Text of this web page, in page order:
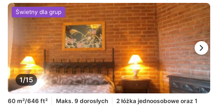
1/15
Świetny dla grup
60 m²/646 ft² Maks. 9 dorosłych
2 łóżka jednoosobowe oraz 1